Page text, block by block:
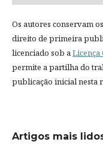
Os autores conservam
direito de primeira
licenciado sob a
permite a partilha do
publicação inicial nesta
Artigos mais